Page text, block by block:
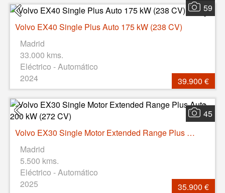
59
Volvo EX40 Single Plus Auto 175 kW (238 CV)
Madrid
33.000 kms.
Eléctrico - Automático
2024
39.900 €
45
Volvo EX30 Single Motor Extended Range Plus Auto 200 kW (272 CV)
Madrid
5.500 kms.
Eléctrico - Automático
2025
35.900 €